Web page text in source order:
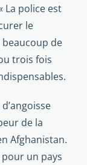
La police est
le
beaucoup de
trois fois
de la
Afghanistan.
un pays